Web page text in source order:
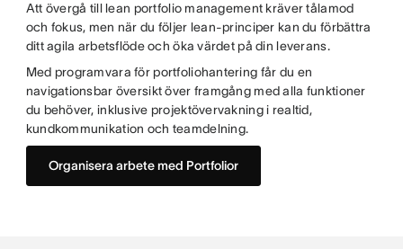
Att övergå till lean portfolio management kräver tålamod
och fokus, men när du följer lean-principer kan du förbättra
ditt agila arbetsflöde och öka värdet på din leverans.
Med programvara för portfoliohantering får du en
navigationsbar översikt över framgång med alla funktioner
du behöver, inklusive projektövervakning i realtid,
kundkommunikation och teamdelning.
Organisera arbete med Portfolior